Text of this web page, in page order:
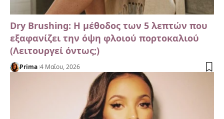
Dry Brushing: Η μέθοδος των 5 λεπτών που
εξαφανίζει την όψη φλοιού πορτοκαλιού
(Λειτουργεί όντως;)
Prima 4 Μαΐου, 2026